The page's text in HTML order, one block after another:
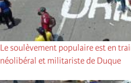
Le soulèvement populaire est en
néolibéral et militariste de Duque